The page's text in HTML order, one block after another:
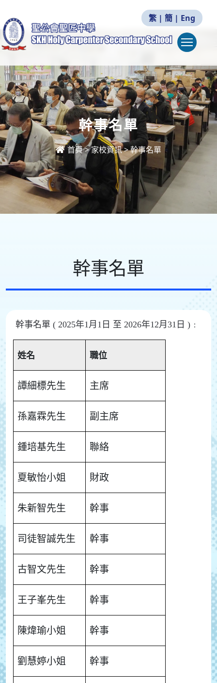
繁 | 簡 | Eng
幹事名單
首頁>家校資訊>幹事名單
幹事名單
幹事名單 ( 2025年1月1日 至 2026年12月31日 )﹕
姓名 職位
譚細標先生 主席
孫嘉霖先生 副主席
鍾培基先生 聯絡
夏敏怡小姐 財政
朱新智先生 幹事
司徒智誠先生 幹事
古智文先生 幹事
王子峯先生 幹事
陳煒瑜小姐 幹事
劉慧婷小姐 幹事